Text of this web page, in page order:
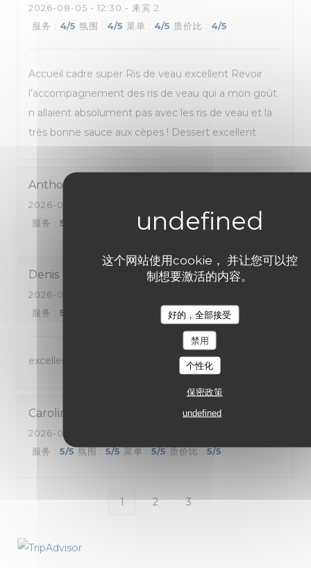
这个网站使用cookie， 并让您可以控
制想要激活的内容。
好的，全部接受
禁用
个性化
保密政策
undefined
2026-08-05 - 12:30 - 来宾 2
服务 : 4/5 氛围 : 4/5 菜单 : 4/5 质价比 : 4/5
Accueil cadre super Ris de veau excellent Revoir
l’accompagnement des ris de veau qui a mon goût
n allaient absolument pas avec les ris de veau et la
très bonne sauce aux cèpes ! Dessert excellent
Anthony
2026-08-04
服务 : 5 菜单 : 5/5 质价比: /5
Denis
2026-08-05
服务 : 5 质价比: 4/5
excellent accueil, très bonne cuisine
Caroline
2026-08-04
服务 : 5/5 氛围: 5/5 菜单: 5/5 质价比: 5/5
1 2 3